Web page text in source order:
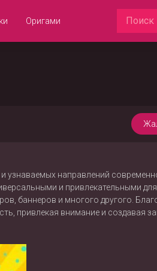
Оригами
узнаваемых направлений
и привлекательными
баннеров и многого другого.
привлекая внимание и создавая